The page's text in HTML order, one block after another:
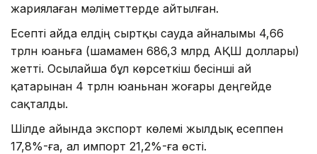
жариялаған мәліметтерде айтылған.
Есепті айда елдің сыртқы сауда айналымы 4,66
трлн юаньға (шамамен 686,3 млрд АҚШ доллары)
жетті. Осылайша бұл көрсеткіш бесінші ай
қатарынан 4 трлн юаньнан жоғары деңгейде
сақталды.
Шілде айында экспорт көлемі жылдық есеппен
17,8%-ға, ал импорт 21,2%-ға өсті.